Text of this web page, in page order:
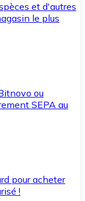
et d'autres
le plus
ou
SEPA au
pour acheter
!